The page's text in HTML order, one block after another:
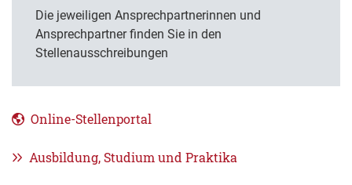
Die jeweiligen Ansprechpartnerinnen und
Ansprechpartner finden Sie in den
Stellenausschreibungen
Online-Stellenportal
Ausbildung, Studium und Praktika